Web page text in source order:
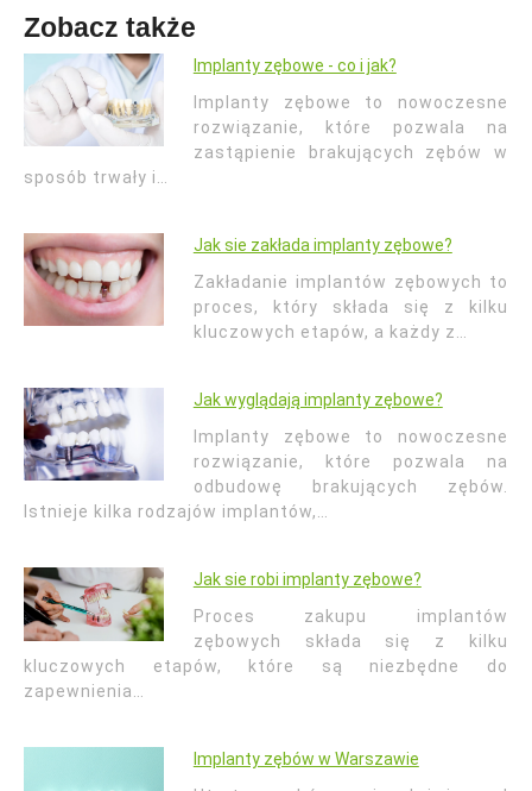
Zobacz także
Implanty zębowe - co i jak?
Implanty zębowe to nowoczesne
rozwiązanie, które pozwala na
zastąpienie brakujących zębów w
sposób trwały i…
Jak sie zakłada implanty zębowe?
Zakładanie implantów zębowych to
proces, który składa się z kilku
kluczowych etapów, a każdy z…
Jak wyglądają implanty zębowe?
Implanty zębowe to nowoczesne
rozwiązanie, które pozwala na
odbudowę brakujących zębów.
Istnieje kilka rodzajów implantów,…
Jak sie robi implanty zębowe?
Proces zakupu implantów
zębowych składa się z kilku
kluczowych etapów, które są niezbędne do
zapewnienia…
Implanty zębów w Warszawie